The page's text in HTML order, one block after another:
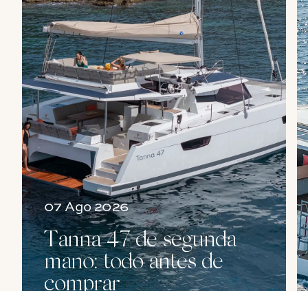
07 Ago 2026
Tanna 47 de segunda
mano: todo antes de
comprar